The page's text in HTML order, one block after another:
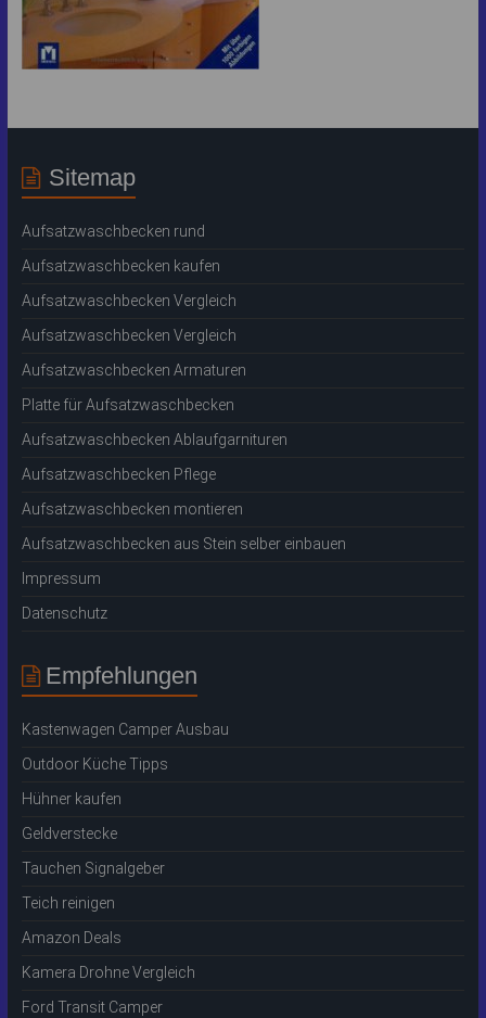
Sitemap
Aufsatzwaschbecken rund
Aufsatzwaschbecken kaufen
Aufsatzwaschbecken Vergleich
Aufsatzwaschbecken Vergleich
Aufsatzwaschbecken Armaturen
Platte für Aufsatzwaschbecken
Aufsatzwaschbecken Ablaufgarnituren
Aufsatzwaschbecken Pflege
Aufsatzwaschbecken montieren
Aufsatzwaschbecken aus Stein selber einbauen
Impressum
Datenschutz
Empfehlungen
Kastenwagen Camper Ausbau
Outdoor Küche Tipps
Hühner kaufen
Geldverstecke
Tauchen Signalgeber
Teich reinigen
Amazon Deals
Kamera Drohne Vergleich
Ford Transit Camper